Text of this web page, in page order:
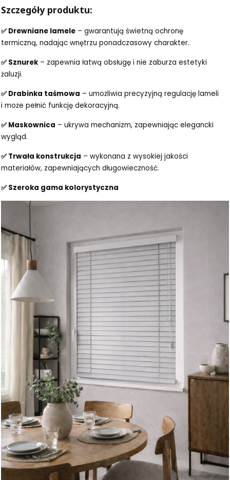
Szczegóły produktu:
✅ Drewniane lamele – gwarantują świetną ochronę
termiczną, nadając wnętrzu ponadczasowy charakter.
✅ Sznurek– zapewnia łatwą obsługę i nie zaburza estetyki
żaluzji.
✅ Drabinka taśmowa – umożliwia precyzyjną regulację lameli
i może pełnić funkcję dekoracyjną.
✅ Maskownica – ukrywa mechanizm, zapewniając elegancki
wygląd.
✅ Trwała konstrukcja – wykonana z wysokiej jakości
materiałów, zapewniających długowieczność.
✅ Szeroka gama kolorystyczna